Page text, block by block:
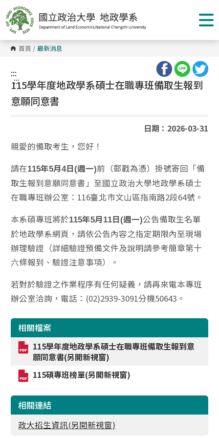
到
主
要
內
容
區 首頁 / 最新消息
:::
:::
115學年度地政學系碩士在職專班備取生報到
意願同意書
日期：2026-03-31
親愛的備取考生，您好！
請在115年5月4日(週一)前（郵戳為憑）掛號寄回「備
取生報到意願同意書」至國立政治大學地政學系碩士
在職專班辦公室：116臺北市文山區指南路2段64號。
本系碩專班將於115年5月11 日(週一)公告備取生名單
於地政學系網頁，請依公告內容之指定期限內至現場
辦理驗證（詳細驗證預備文件及說明請參考簡章第十
六條報到、驗證注意事項）。
若對於驗證之作業程序有任何疑義，請再來電本專班
辦公室洽詢，電話：(02)2939-3091分機50643。
相關檔案
115學年度地政學系碩士在職專班備取生報到意
願同意書(另開新視窗)
115碩專班榜單(另開新視窗)
相關連結
政大招生資訊(另開新視窗)